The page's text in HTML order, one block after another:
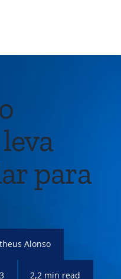
para
Alonso
2,2 min read